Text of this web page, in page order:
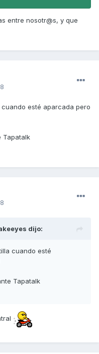
entre nosotr@s, y que
esté aparcada pero
Tapatalk
dijo:
cuando esté
Tapatalk